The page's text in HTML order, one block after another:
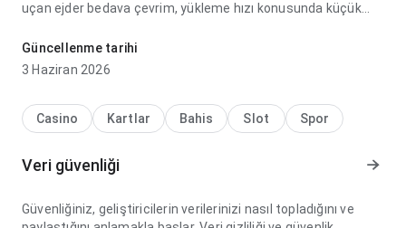
uçan ejder bedava çevrim, yükleme hızı konusunda küçük
hissettirmiyor. Bu denge denemeye değer kılıyor.
Güncellenme tarihi
3 Haziran 2026
Casino Kartlar Bahis Slot Spor
Veri güvenliği
Güvenliğiniz, geliştiricilerin verilerinizi nasıl topladığını ve